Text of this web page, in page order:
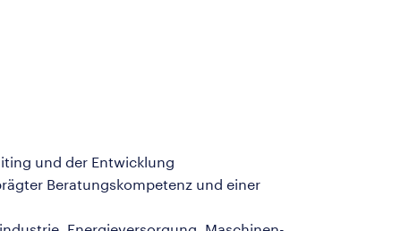
und der Entwicklung
Beratungskompetenz und einer